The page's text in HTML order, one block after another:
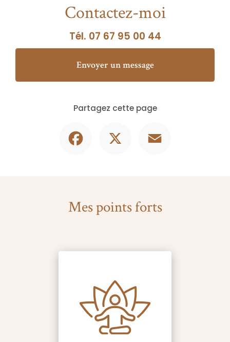
Contactez-moi
Tél. 07 67 95 00 44
Envoyer un message
Partagez cette page
Mes points forts